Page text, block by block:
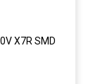
X7R SMD